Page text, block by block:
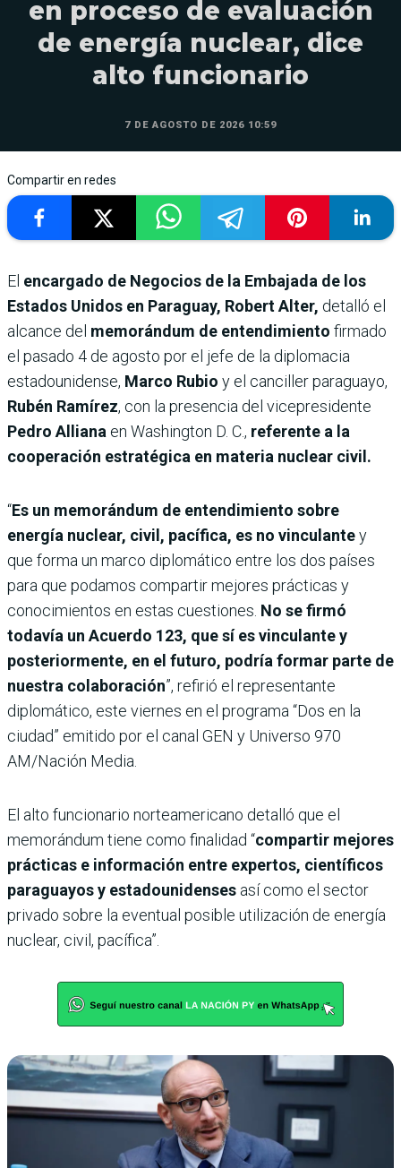
en proceso de evaluación
de energía nuclear, dice
alto funcionario
7 DE AGOSTO DE 2026 10:59
Compartir en redes
El encargado de Negocios de la Embajada de los
Estados Unidos en Paraguay, Robert Alter, detalló el
alcance del memorándum de entendimiento firmado
el pasado 4 de agosto por el jefe de la diplomacia
estadounidense, Marco Rubio y el canciller paraguayo,
Rubén Ramírez, con la presencia del vicepresidente
Pedro Alliana en Washington D. C., referente a la
cooperación estratégica en materia nuclear civil.
“Es un memorándum de entendimiento sobre
energía nuclear, civil, pacífica, es no vinculantey
que forma un marco diplomático entre los dos países
para que podamos compartir mejores prácticas y
conocimientos en estas cuestiones. No se firmó
todavía un Acuerdo 123, que sí es vinculante y
posteriormente, en el futuro, podría formar parte de
nuestra colaboración”, refirió el representante
diplomático, este viernes en el programa “Dos en la
ciudad” emitido por el canal GEN y Universo 970
AM/Nación Media.
El alto funcionario norteamericano detalló que el
memorándum tiene como finalidad “compartir mejores
prácticas e información entre expertos, científicos
paraguayos y estadounidenses así como el sector
privado sobre la eventual posible utilización de energía
nuclear, civil, pacífica”.